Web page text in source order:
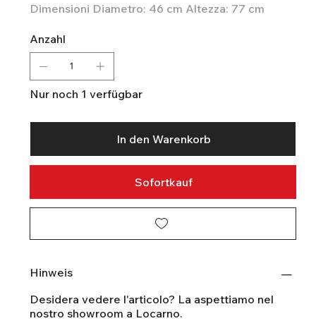
Dimensioni Diametro: 46 cm Altezza: 77 cm
Anzahl
Nur noch 1 verfügbar
In den Warenkorb
Sofortkauf
Hinweis
Desidera vedere l'articolo? La aspettiamo nel
nostro showroom a Locarno.